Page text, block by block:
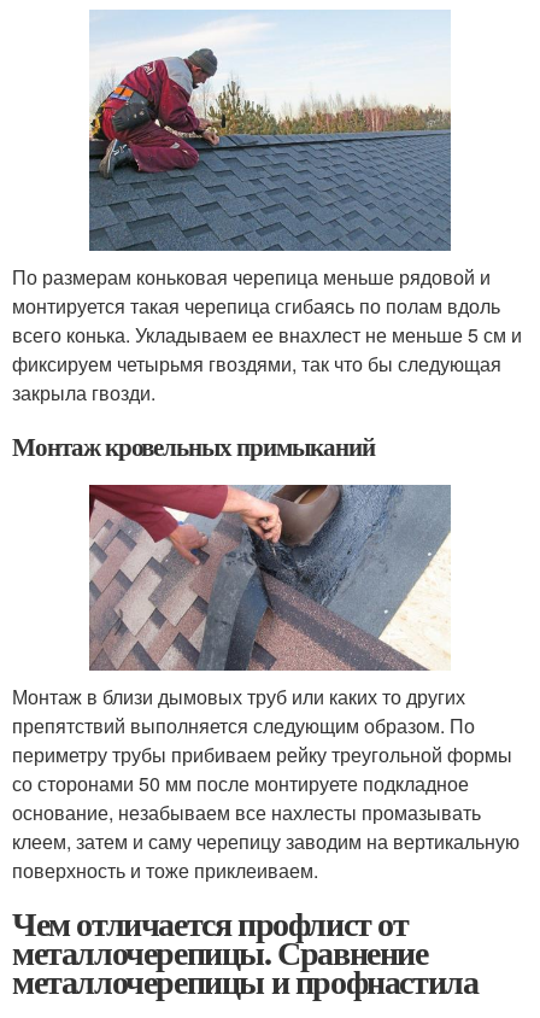
По размерам коньковая черепица меньше рядовой и
монтируется такая черепица сгибаясь по полам вдоль
всего конька. Укладываем ее внахлест не меньше 5 см и
фиксируем четырьмя гвоздями, так что бы следующая
закрыла гвозди.
Монтаж кровельных примыканий
Монтаж в близи дымовых труб или каких то других
препятствий выполняется следующим образом. По
периметру трубы прибиваем рейку треугольной формы
со сторонами 50 мм после монтируете подкладное
основание, незабываем все нахлесты промазывать
клеем, затем и саму черепицу заводим на вертикальную
поверхность и тоже приклеиваем.
Чем отличается профлист от
металлочерепицы. Сравнение
металлочерепицы и профнастила